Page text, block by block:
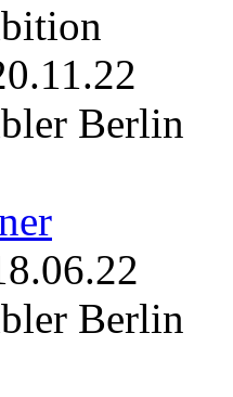
Berlin
Berlin